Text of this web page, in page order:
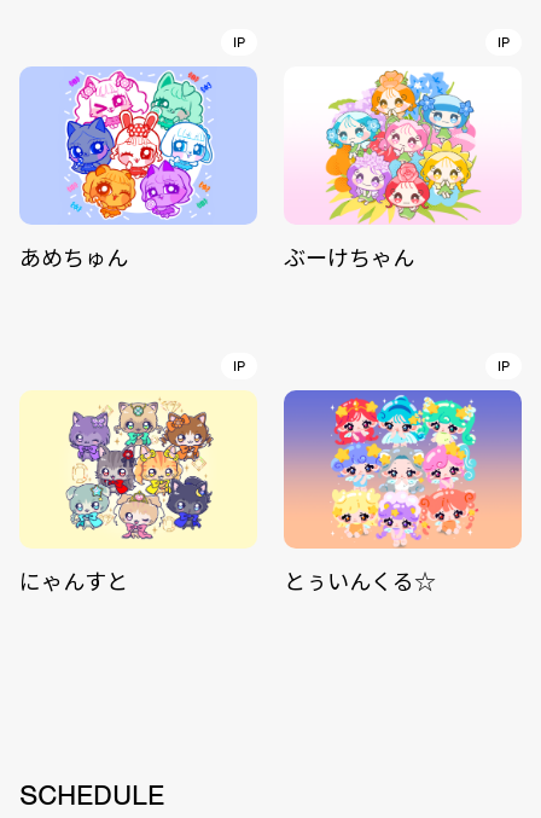
IP
あめちゅん
IP
ぶーけちゃん
IP
にゃんすと
IP
とぅいんくる☆
SCHEDULE